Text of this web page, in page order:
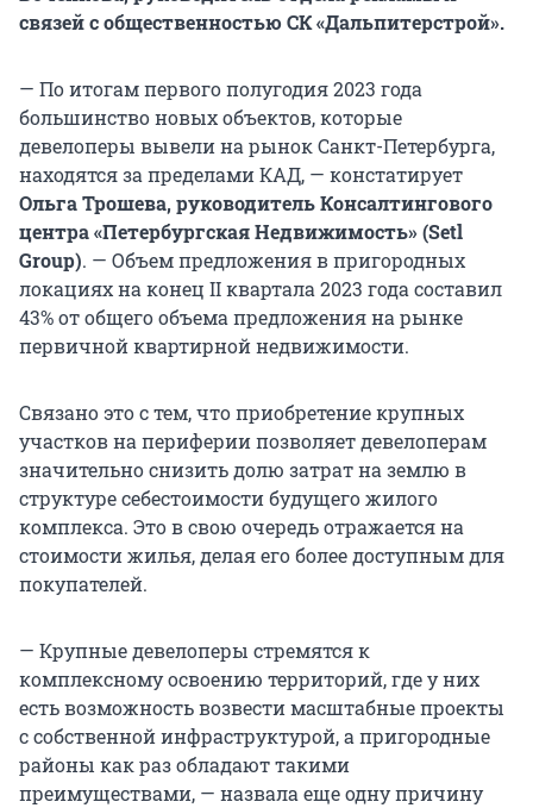
связей с общественностью СК «Дальпитерстрой».
— По итогам первого полугодия 2023 года
большинство новых объектов, которые
девелоперы вывели на рынок Санкт-Петербурга,
находятся за пределами КАД, — констатирует
Ольга Трошева, руководитель Консалтингового
центра «Петербургская Недвижимость» (Setl
Group). — Объем предложения в пригородных
локациях на конец II квартала 2023 года составил
43% от общего объема предложения на рынке
первичной квартирной недвижимости.
Связано это с тем, что приобретение крупных
участков на периферии позволяет девелоперам
значительно снизить долю затрат на землю в
структуре себестоимости будущего жилого
комплекса. Это в свою очередь отражается на
стоимости жилья, делая его более доступным для
покупателей.
— Крупные девелоперы стремятся к
комплексному освоению территорий, где у них
есть возможность возвести масштабные проекты
с собственной инфраструктурой, а пригородные
районы как раз обладают такими
преимуществами, — назвала еще одну причину